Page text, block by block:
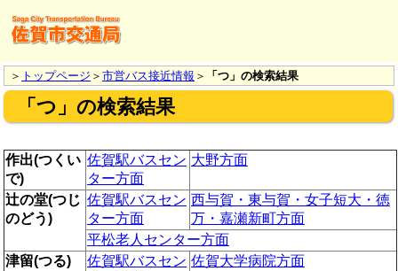
＞ トップページ ＞ 市営バス接近情報 ＞ 「つ」の検索結果
「つ」の検索結果
作出(つくい
で)
佐賀駅バスセン
ター方面
大野方面
辻の堂(つじ
のどう)
佐賀駅バスセン
ター方面
西与賀・東与賀・女子短大・徳
万・嘉瀬新町方面
平松老人センター方面
津留(つる)
佐賀駅バスセン 佐賀大学病院方面